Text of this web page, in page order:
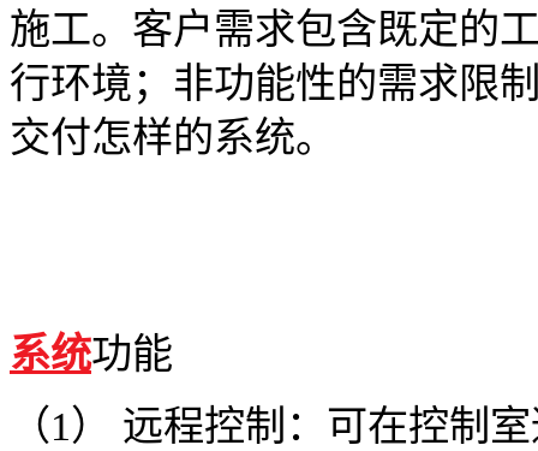
施工。客户需求包含既定的
行环境；非功能性的需求限
交付怎样的系统。
系统功能
（1） 远程控制：可在控制